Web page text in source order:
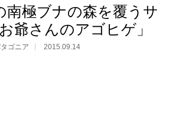
南極ブナの森を覆うサ
爺さんのアゴヒゲ」
ゴニア 2015.09.14